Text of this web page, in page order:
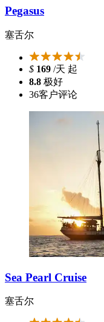
Pegasus
塞舌尔
$ 169 /天 起
8.8 极好
36客户评论
Sea Pearl Cruise
塞舌尔